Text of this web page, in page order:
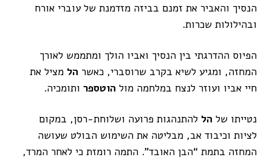
הנסיך והאביר את זמנם בביזה מזדמנת של עוברי אורח
ובהילולות שכרות.
הפיוס ההדרגתי בין הנסיך ואביו הולך ומתממש לאורך
המחזה, ומגיע לשיא בקרב שרוסברי, כאשר הל מציל את
חיי אביו ועוזר לנצח במלחמה מול הוטספר ותומכיה.
נטייתו של הל להתנהגות פרועה ושלוחת-רסן, במקום
לציות וכיבוד אב, מבליטה את השימוש הבולט שעושה
המחזה בתמת “הבן האובד”. התמה רומזת כי לאחר המרד,